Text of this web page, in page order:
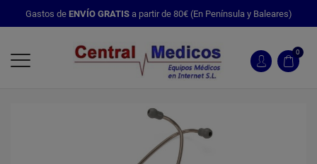
Gastos de ENVÍO GRATISa partir de 80€ (En Península y Baleares)
0